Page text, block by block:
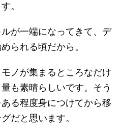
。
が一端になってきて、デ
られる頃だから。
ノが集まるところなだけ
も素晴らしいです。そう
る程度身につけてから移
だと思います。